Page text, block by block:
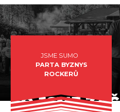
JSME SUMO
PARTA BYZNYS
ROCKERŮ
CO JSME ZAČ